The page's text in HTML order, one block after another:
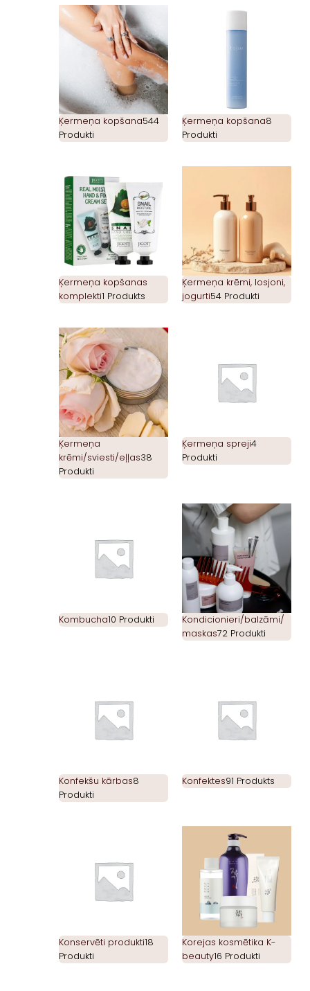
Ķermeņa kopšana544
Produkti
Ķermeņa kopšana8
Produkti
Ķermeņa kopšanas
komplekti1 Produkts
Ķermeņa krēmi, losjoni,
jogurti54 Produkti
Ķermeņa
krēmi/sviesti/eļļas38
Produkti
Ķermeņa spreji4
Produkti
Kombucha10 Produkti
Kondicionieri/balzāmi/
maskas72 Produkti
Konfekšu kārbas8
Produkti
Konfektes91 Produkts
Konservēti produkti18
Produkti
Korejas kosmētika K-
beauty16 Produkti